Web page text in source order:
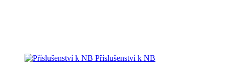
Příslušenství k NB